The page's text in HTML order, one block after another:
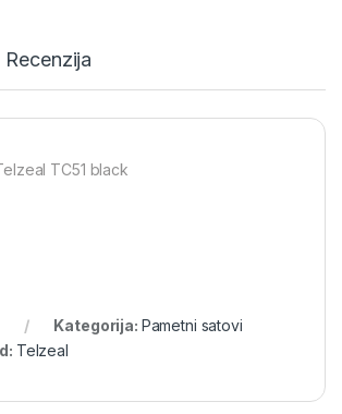
Recenzija
TC51 black
Kategorija: Pametni satovi
Telzeal